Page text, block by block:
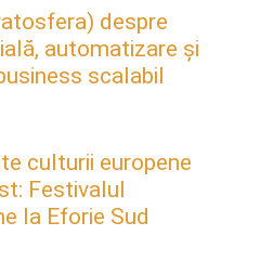
despre
automatizare și
scalabil
culturii europene
Festivalul
la Eforie Sud